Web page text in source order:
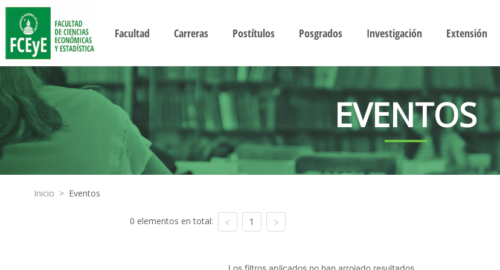
Facultad Carreras Postítulos Posgrados Investigación Extensión
EVENTOS
Inicio > Eventos
0 elementos en total: 1
Los filtros aplicados no han arrojado resultados